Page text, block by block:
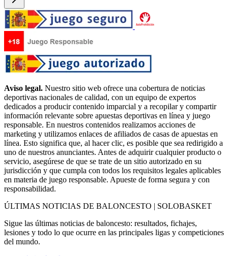
Aviso legal. Nuestro sitio web ofrece una cobertura de noticias
deportivas nacionales de calidad, con un equipo de expertos
dedicados a producir contenido imparcial y a recopilar y compartir
información relevante sobre apuestas deportivas en línea y juego
responsable. En nuestros contenidos realizamos acciones de
marketing y utilizamos enlaces de afiliados de casas de apuestas en
línea. Esto significa que, al hacer clic, es posible que sea redirigido a
uno de nuestros anunciantes. Antes de adquirir cualquier producto o
servicio, asegúrese de que se trate de un sitio autorizado en su
jurisdicción y que cumpla con todos los requisitos legales aplicables
en materia de juego responsable. Apueste de forma segura y con
responsabilidad.
ÚLTIMAS NOTICIAS DE BALONCESTO | SOLOBASKET
Sigue las últimas noticias de baloncesto: resultados, fichajes,
lesiones y todo lo que ocurre en las principales ligas y competiciones
del mundo.